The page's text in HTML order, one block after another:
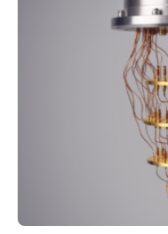
werden schnell
der Forschung der
Jahre alt geworden
Internationalen Jahr
technologie
internationale